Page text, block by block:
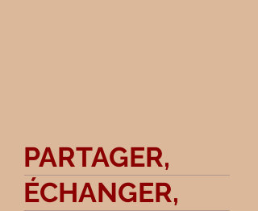
PARTAGER,
ÉCHANGER,